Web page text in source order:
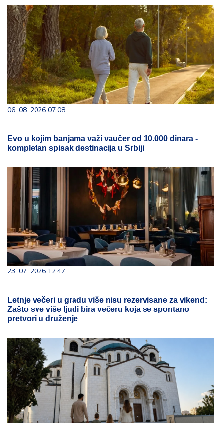
06. 08. 2026 07:08
Evo u kojim banjama važi vaučer od 10.000 dinara -
kompletan spisak destinacija u Srbiji
23. 07. 2026 12:47
Letnje večeri u gradu više nisu rezervisane za vikend:
Zašto sve više ljudi bira večeru koja se spontano
pretvori u druženje